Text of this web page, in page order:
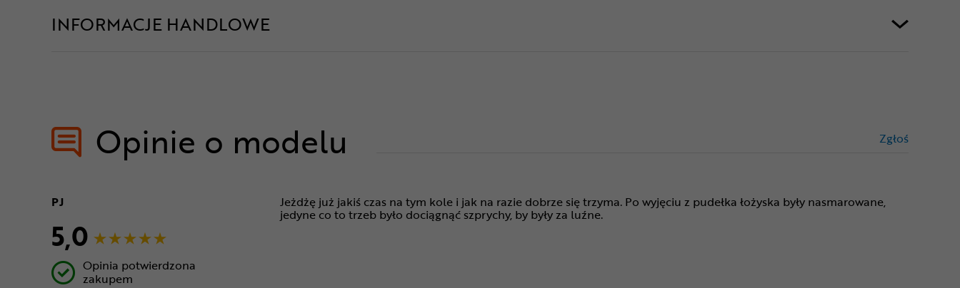
INFORMACJE HANDLOWE
Opinie o modelu Zgłoś
PJ
5,0
Opinia potwierdzona
zakupem
Jeżdżę już jakiś czas na tym kole i jak na razie dobrze się trzyma. Po wyjęciu z pudełka łożyska były nasmarowane,
jedyne co to trzeb było dociągnąć szprychy, by były za luźne.